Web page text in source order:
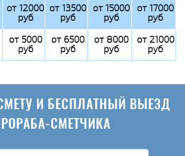
от 12000
руб
от 13500
руб
от 15000
руб
от 17000
руб
от 5000
руб
от 6500
руб
от 8000
руб
от 21000
руб
И БЕСПЛАТНЫЙ ВЫЕЗД
ПРОРАБА-СМЕТЧИКА